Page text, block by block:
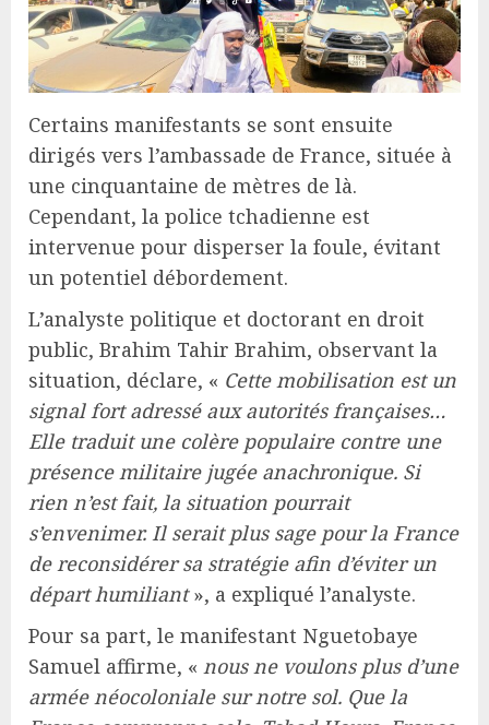
Certains manifestants se sont ensuite
dirigés vers l’ambassade de France, située à
une cinquantaine de mètres de là.
Cependant, la police tchadienne est
intervenue pour disperser la foule, évitant
un potentiel débordement.
L’analyste politique et doctorant en droit
public, Brahim Tahir Brahim, observant la
situation, déclare, « Cette mobilisation est un
signal fort adressé aux autorités françaises…
Elle traduit une colère populaire contre une
présence militaire jugée anachronique. Si
rien n’est fait, la situation pourrait
s’envenimer. Il serait plus sage pour la France
de reconsidérer sa stratégie afin d’éviter un
départ humiliant», a expliqué l’analyste.
Pour sa part, le manifestant Nguetobaye
Samuel affirme, « nous ne voulons plus d’une
armée néocoloniale sur notre sol. Que la